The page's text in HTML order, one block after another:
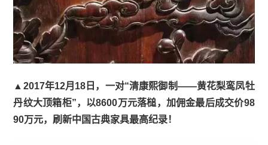
▲2017年12月18日，一对“清康熙御制——黄花梨鸾凤牡
丹纹大顶箱柜”，以8600万元落槌，加佣金最后成交价98
90万元，刷新中国古典家具最高纪录！